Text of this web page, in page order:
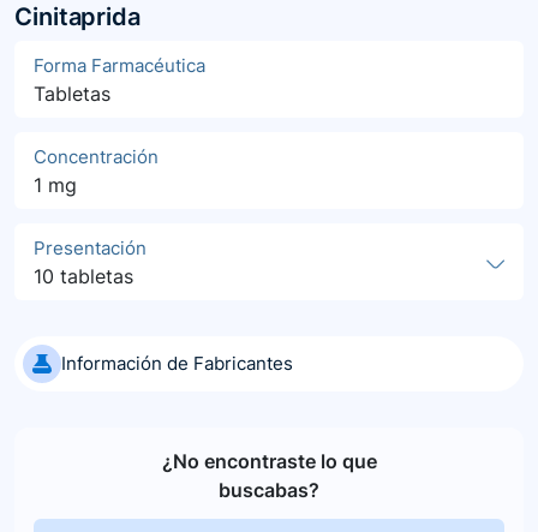
Cinitaprida
Forma Farmacéutica
Tabletas
Concentración
1 mg
Presentación
10 tabletas
Información de Fabricantes
¿No encontraste lo que
buscabas?